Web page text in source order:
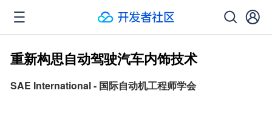
重新构思自动驾驶汽车内饰技术
SAE International - 国际自动机工程师学会